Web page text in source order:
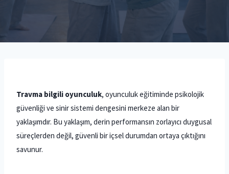
Travma bilgili oyunculuk, oyunculuk eğitiminde psikolojik
güvenliği ve sinir sistemi dengesini merkeze alan bir
yaklaşımdır. Bu yaklaşım, derin performansın zorlayıcı duygusal
süreçlerden değil, güvenli bir içsel durumdan ortaya çıktığını
savunur.